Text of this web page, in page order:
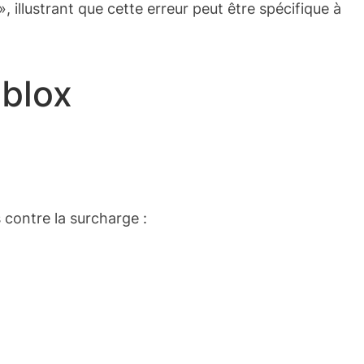
illustrant que cette erreur peut être spécifique à
la surcharge :